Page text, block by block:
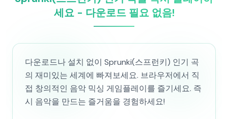
세요 - 다운로드 필요 없음!
다운로드나 설치 없이 Sprunki(스프런키) 인기 곡
의 재미있는 세계에 빠져보세요. 브라우저에서 직
접 창의적인 음악 믹싱 게임플레이를 즐기세요. 즉
시 음악을 만드는 즐거움을 경험하세요!